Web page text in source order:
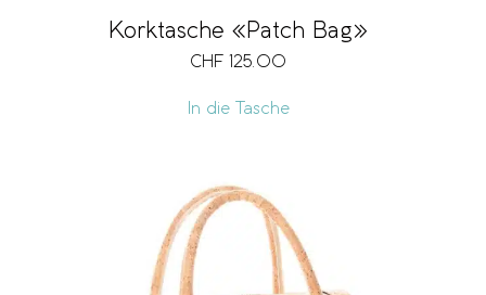
Korktasche «Patch Bag»
CHF 125.00
In die Tasche